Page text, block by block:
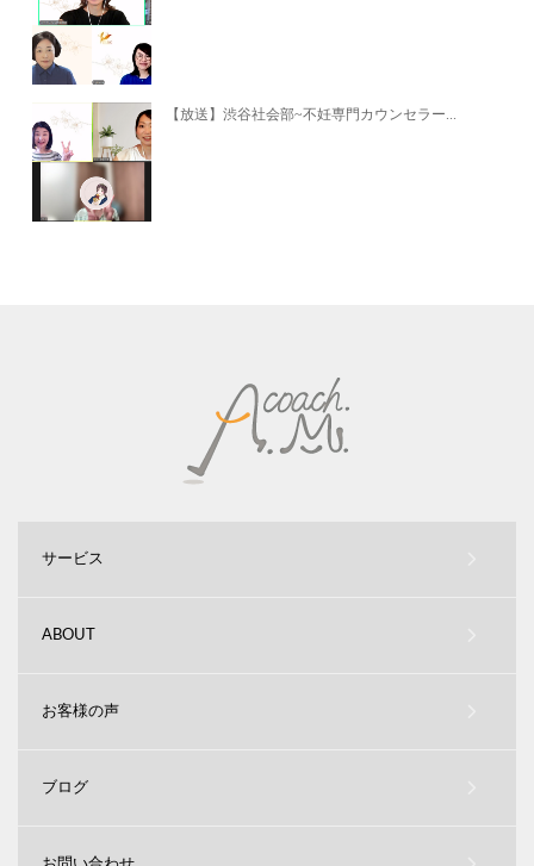
【放送】渋谷社会部~不妊専門カウンセラー...
サービス
ABOUT
お客様の声
ブログ